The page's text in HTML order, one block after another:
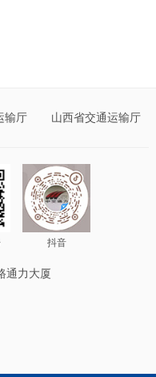
厅 山西省交通运输厅
抖音
通力大厦